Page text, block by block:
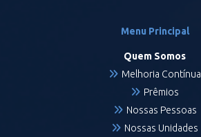
Menu Principal
Quem Somos
Melhoria Contínua
Prêmios
Nossas Pessoas
Nossas Unidades